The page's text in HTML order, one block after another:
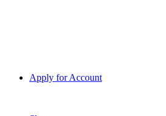
Apply for Account